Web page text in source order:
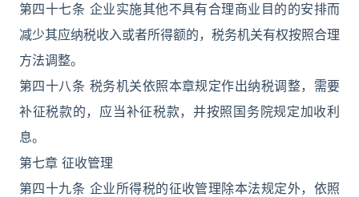
第四十七条 企业实施其他不具有合理商业目的的安排而
减少其应纳税收入或者所得额的，税务机关有权按照合理
方法调整。
第四十八条 税务机关依照本章规定作出纳税调整，需要
补征税款的，应当补征税款，并按照国务院规定加收利
息。
第七章 征收管理
第四十九条 企业所得税的征收管理除本法规定外，依照